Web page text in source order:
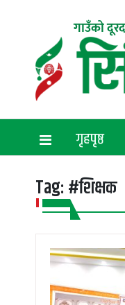
गाउँको
गृहपृष्ठ
Tag: #शिक्षक